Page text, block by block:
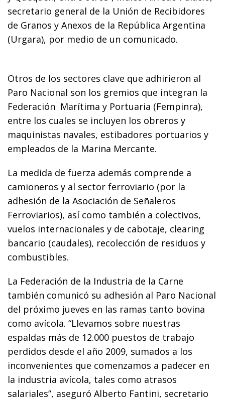
secretario general de la Unión de Recibidores
de Granos y Anexos de la República Argentina
(Urgara), por medio de un comunicado.
Otros de los sectores clave que adhirieron al
Paro Nacional son los gremios que integran la
Federación Marítima y Portuaria (Fempinra),
entre los cuales se incluyen los obreros y
maquinistas navales, estibadores portuarios y
empleados de la Marina Mercante.
La medida de fuerza además comprende a
camioneros y al sector ferroviario (por la
adhesión de la Asociación de Señaleros
Ferroviarios), así como también a colectivos,
vuelos internacionales y de cabotaje, clearing
bancario (caudales), recolección de residuos y
combustibles.
La Federación de la Industria de la Carne
también comunicó su adhesión al Paro Nacional
del próximo jueves en las ramas tanto bovina
como avícola. “Llevamos sobre nuestras
espaldas más de 12.000 puestos de trabajo
perdidos desde el año 2009, sumados a los
inconvenientes que comenzamos a padecer en
la industria avícola, tales como atrasos
salariales”, aseguró Alberto Fantini, secretario